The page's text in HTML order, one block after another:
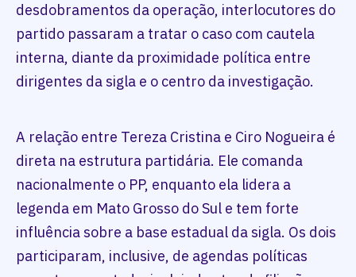
desdobramentos da operação, interlocutores do
partido passaram a tratar o caso com cautela
interna, diante da proximidade política entre
dirigentes da sigla e o centro da investigação.
A relação entre Tereza Cristina e Ciro Nogueira é
direta na estrutura partidária. Ele comanda
nacionalmente o PP, enquanto ela lidera a
legenda em Mato Grosso do Sul e tem forte
influência sobre a base estadual da sigla. Os dois
participaram, inclusive, de agendas políticas